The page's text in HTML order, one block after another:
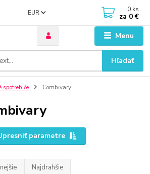
Menu
EUR
Hľadať
0 ks
za 0 €
spotrebiče Combivary
parametre
Najdrahšie